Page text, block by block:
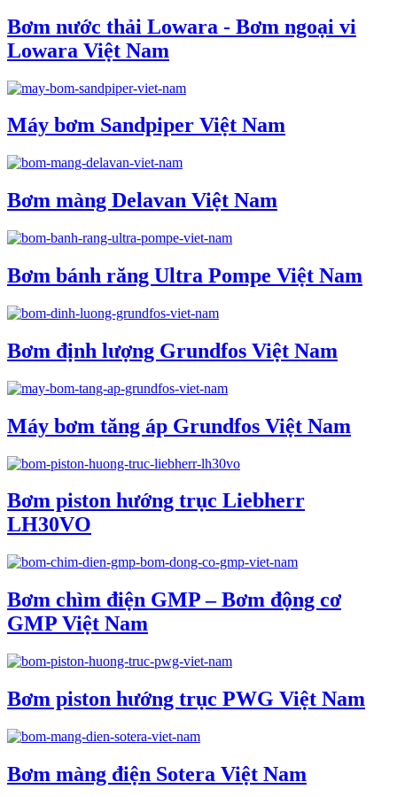
Bơm nước thải Lowara - Bơm ngoại vi
Lowara Việt Nam
Máy bơm Sandpiper Việt Nam
Bơm màng Delavan Việt Nam
Bơm bánh răng Ultra Pompe Việt Nam
Bơm định lượng Grundfos Việt Nam
Máy bơm tăng áp Grundfos Việt Nam
Bơm piston hướng trục Liebherr
LH30VO
Bơm chìm điện GMP – Bơm động cơ
GMP Việt Nam
Bơm piston hướng trục PWG Việt Nam
Bơm màng điện Sotera Việt Nam